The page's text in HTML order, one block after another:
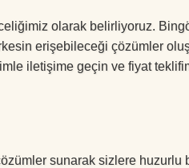
olarak belirliyoruz.
erişebileceği çözümler
iletişime geçin ve fiyat
sunarak sizlere huzurlu